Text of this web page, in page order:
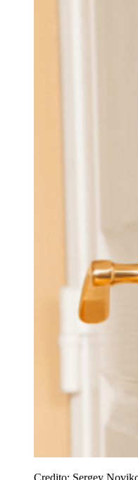
Credito: Sergey